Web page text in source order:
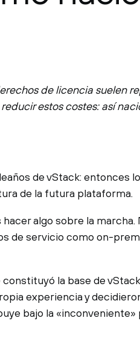
de licencia suelen
estos costes: así
de vStack: entonces
de la futura plataforma.
algo sobre la
de servicio como on-
la base de
experiencia y
bajo la